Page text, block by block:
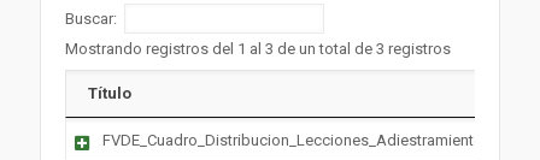
Buscar:
Mostrando registros del 1 al 3 de un total de 3 registros
Título
FVDE_Cuadro_Distribucion_Lecciones_Adiestramiento_2026